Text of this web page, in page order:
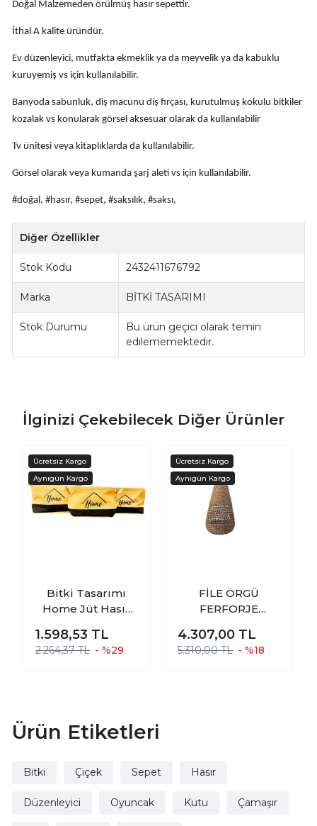
Doğal Malzemeden örülmüş hasır sepettir.
İthal A kalite üründür.
Ev düzenleyici, mutfakta ekmeklik ya da meyvelik ya da kabuklu
kuruyemiş vs için kullanılabilir.
Banyoda sabunluk, diş macunu diş fırçası, kurutulmuş kokulu bitkiler
kozalak vs konularak görsel aksesuar olarak da kullanılabilir
Tv ünitesi veya kitaplıklarda da kullanılabilir.
Görsel olarak veya kumanda şarj aleti vs için kullanılabilir.
#doğal, #hasır, #sepet, #saksılık, #saksı,
Diğer Özellikler
Stok Kodu 2432411676792
Marka BİTKİ TASARIMI
Stok Durumu
Bu ürün geçici olarak temin
edilememektedir.
İlginizi Çekebilecek Diğer Ürünler
Bitki Tasarımı
Home Jüt Hasır
Mutfak Banyo
Salon Sepeti
1.598,53 TL
2.264,37 TL - %29
FİLE ÖRGÜ
FERFORJE
UZUN HASIR
SEPET VAZO
4.307,00 TL
5.310,00 TL - %18
Ürün Etiketleri
Bitki Çiçek Sepet Hasır
Düzenleyici Oyuncak Kutu Çamaşır